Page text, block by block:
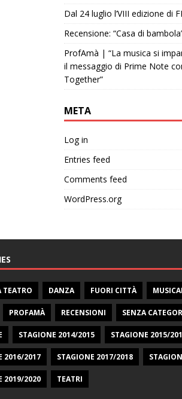
Dal 24 luglio l’VIII edizione di
Recensione: “Casa di
ProfAmà | “La musica si
il messaggio di Prime Note
Together”
META
Log in
Entries feed
Comments feed
WordPress.org
TEATRO DANZA FUORI CITTÀ
PROFAMÀ RECENSIONI SENZA
STAGIONE 2014/2015 STAGIONE 2015/
2016/2017 STAGIONE 2017/2018
2019/2020 TEATRI